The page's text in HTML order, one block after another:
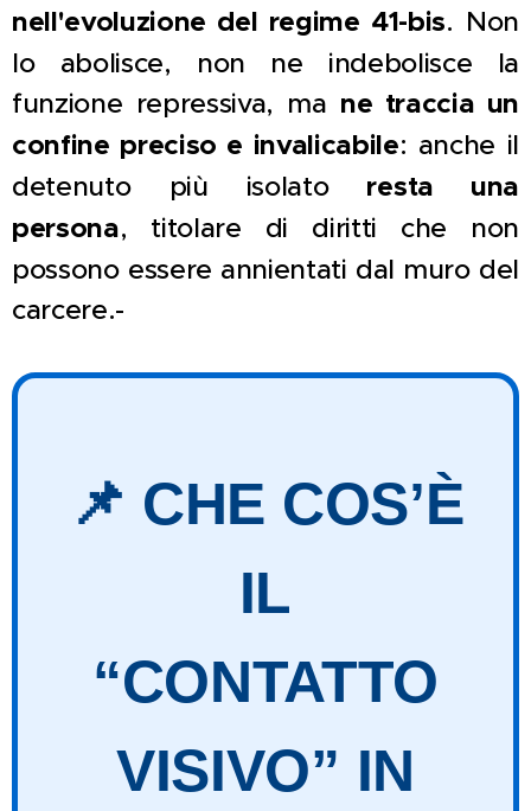
nell'evoluzione del regime 41-bis. Non
lo abolisce, non ne indebolisce la
funzione repressiva, ma ne traccia un
confine preciso e invalicabile: anche il
detenuto più isolato resta una
persona, titolare di diritti che non
possono essere annientati dal muro del
carcere.-
📌 CHE COS’È
IL
“CONTATTO
VISIVO” IN